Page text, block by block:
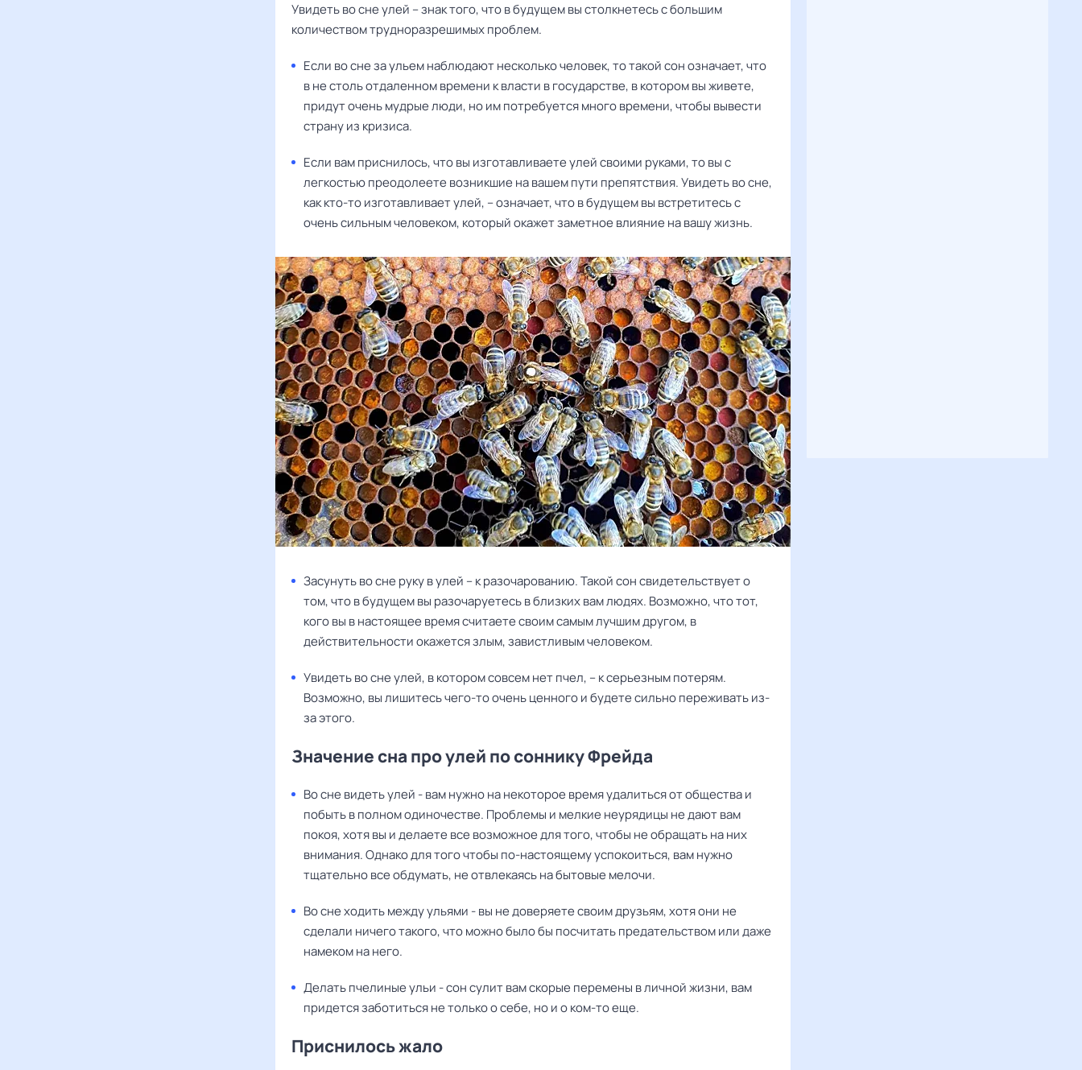
Увидеть во сне улей – знак того, что в будущем вы столкнетесь с большим
количеством трудноразрешимых проблем.
Если во сне за ульем наблюдают несколько человек, то такой сон означает, что
в не столь отдаленном времени к власти в государстве, в котором вы живете,
придут очень мудрые люди, но им потребуется много времени, чтобы вывести
страну из кризиса.
Если вам приснилось, что вы изготавливаете улей своими руками, то вы с
легкостью преодолеете возникшие на вашем пути препятствия. Увидеть во сне,
как кто-то изготавливает улей, – означает, что в будущем вы встретитесь с
очень сильным человеком, который окажет заметное влияние на вашу жизнь.
Засунуть во сне руку в улей – к разочарованию. Такой сон свидетельствует о
том, что в будущем вы разочаруетесь в близких вам людях. Возможно, что тот,
кого вы в настоящее время считаете своим самым лучшим другом, в
действительности окажется злым, завистливым человеком.
Увидеть во сне улей, в котором совсем нет пчел, – к серьезным потерям.
Возможно, вы лишитесь чего-то очень ценного и будете сильно переживать из-
за этого.
Значение сна про улей по соннику Фрейда
Во сне видеть улей - вам нужно на некоторое время удалиться от общества и
побыть в полном одиночестве. Проблемы и мелкие неурядицы не дают вам
покоя, хотя вы и делаете все возможное для того, чтобы не обращать на них
внимания. Однако для того чтобы по-настоящему успокоиться, вам нужно
тщательно все обдумать, не отвлекаясь на бытовые мелочи.
Во сне ходить между ульями - вы не доверяете своим друзьям, хотя они не
сделали ничего такого, что можно было бы посчитать предательством или даже
намеком на него.
Делать пчелиные ульи - сон сулит вам скорые перемены в личной жизни, вам
придется заботиться не только о себе, но и о ком-то еще.
Приснилось жало